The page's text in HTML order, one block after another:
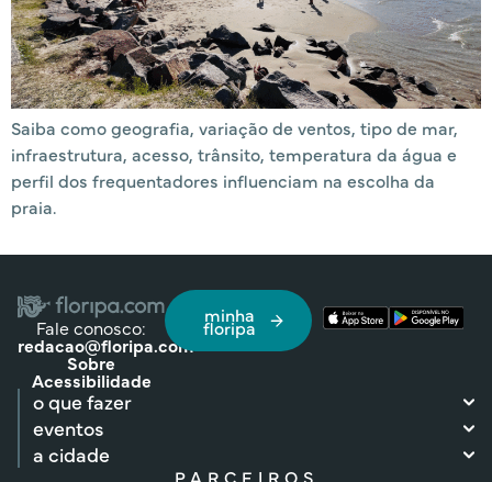
Saiba como geografia, variação de ventos, tipo de mar,
infraestrutura, acesso, trânsito, temperatura da água e
perfil dos frequentadores influenciam na escolha da
praia.
Fale conosco:
redacao@floripa.com
Sobre
Acessibilidade
minha
floripa
o que fazer
eventos
a cidade
PARCEIROS